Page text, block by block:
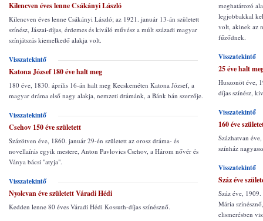
Kilencven éves lenne Csákányi László
Kilencven éves lenne Csákányi László; az 1921. január 13-án született
színész, Jászai-díjas, érdemes és kiváló művész a múlt századi magyar
színjátszás kiemelkedő alakja volt.
Visszatekintő
Katona József 180 éve halt meg
180 éve, 1830. április 16-án halt meg Kecskeméten Katona József, a
magyar dráma első nagy alakja, nemzeti drámánk, a Bánk bán szerzője.
Visszatekintő
Csehov 150 éve született
Százötven éve, 1860. január 29-én született az orosz dráma- és
novellaírás egyik mestere, Anton Pavlovics Csehov, a Három nővér és
Ványa bácsi "atyja".
Visszatekintő
Nyolcvan éve született Váradi Hédi
Kedden lenne 80 éves Váradi Hédi Kossuth-díjas színésznő.
meghatározó
legjobbakkal
volt, akinek az
fűződnek.
Visszatekintő
25 éve halt
Huszonöt éve,
díjas színész,
Visszatekintő
160 éve
Százhatvan
színház
Visszatekintő
Száz éve
Száz éve,
Mária
elismerésben